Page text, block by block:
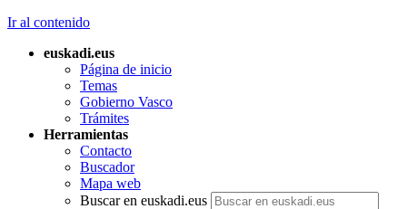
Ir al contenido
euskadi.eus
Página de inicio
Temas
Gobierno Vasco
Trámites
Herramientas
Contacto
Buscador
Mapa web
Buscar en euskadi.eus